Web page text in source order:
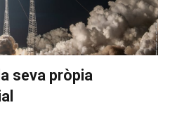
seva pròpia